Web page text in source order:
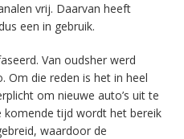
vrij. Daarvan heeft
een in gebruik.
Van oudsher werd
Om die reden is het in heel
om nieuwe auto’s uit te
tijd wordt het bereik
waardoor de